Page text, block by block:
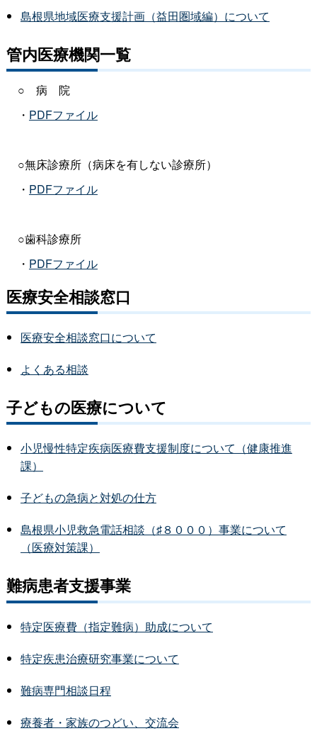
島根県地域医療支援計画（益田圏域編）について
管内医療機関一覧
○病院
・ PDFファイル
○無床診療所（病床を有しない診療所）
・ PDFファイル
○歯科診療所
・ PDFファイル
医療安全相談窓口
医療安全相談窓口について
よくある相談
子どもの医療について
小児慢性特定疾病医療費支援制度について（健康推進
課）
子どもの急病と対処の仕方
島根県小児救急電話相談（♯８０００）事業について
（医療対策課）
難病患者支援事業
特定医療費（指定難病）助成について
特定疾患治療研究事業について
難病専門相談日程
療養者・家族のつどい、交流会